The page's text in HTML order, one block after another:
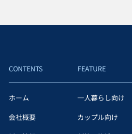
CONTENTS
ホーム
会社概要
FEATURE
一人暮らし向け
カップル向け